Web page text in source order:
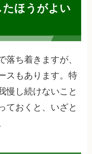
ほうがよい
落ち着きますが、
スもあります。特
慢し続けないこと
ておくと、いざと